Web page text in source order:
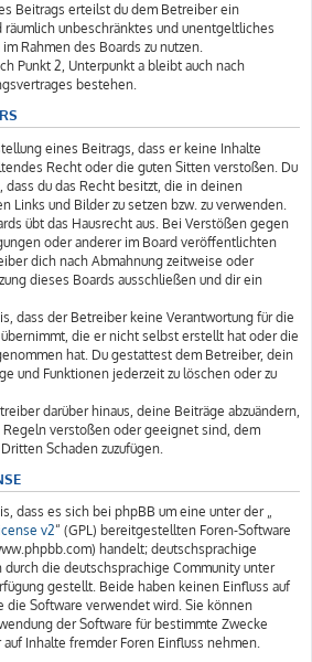
Beitrags erteilst du dem Betreiber ein
unbeschränktes und unentgeltliches
Rahmen des Boards zu nutzen.
Punkt 2, Unterpunkt a bleibt auch nach
bestehen.
eines Beitrags, dass er keine Inhalte
Recht oder die guten Sitten verstoßen. Du
du das Recht besitzt, die in deinen
Links und Bilder zu setzen bzw. zu verwenden.
übt das Hausrecht aus. Bei Verstößen gegen
oder anderer im Board veröffentlichten
dich nach Abmahnung zeitweise oder
dieses Boards ausschließen und dir ein
dass der Betreiber keine Verantwortung für die
die er nicht selbst erstellt hat oder die
hat. Du gestattest dem Betreiber, dein
und Funktionen jederzeit zu löschen oder zu
darüber hinaus, deine Beiträge abzuändern,
verstoßen oder geeignet sind, dem
Schaden zuzufügen.
dass es sich bei phpBB um eine unter der „
v2“ (GPL) bereitgestellten Foren-Software
handelt; deutschsprachige
die deutschsprachige Community unter
gestellt. Beide haben keinen Einfluss auf
die Software verwendet wird. Sie können
der Software für bestimmte Zwecke
Inhalte fremder Foren Einfluss nehmen.